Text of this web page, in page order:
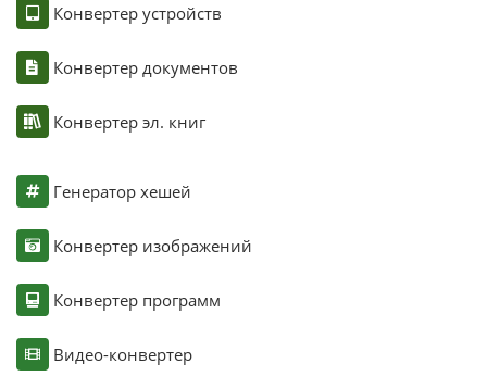
Конвертер устройств
Конвертер документов
Конвертер эл. книг
Генератор хешей
Конвертер изображений
Конвертер программ
Видео-конвертер